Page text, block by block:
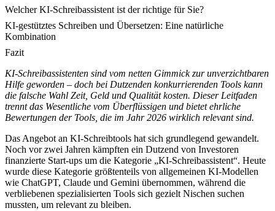
Welcher KI-Schreibassistent ist der richtige für Sie?
KI-gestütztes Schreiben und Übersetzen: Eine natürliche
Kombination
Fazit
KI-Schreibassistenten sind vom netten Gimmick zur unverzichtbaren
Hilfe geworden – doch bei Dutzenden konkurrierenden Tools kann
die falsche Wahl Zeit, Geld und Qualität kosten. Dieser Leitfaden
trennt das Wesentliche vom Überflüssigen und bietet ehrliche
Bewertungen der Tools, die im Jahr 2026 wirklich relevant sind.
Das Angebot an KI-Schreibtools hat sich grundlegend gewandelt.
Noch vor zwei Jahren kämpften ein Dutzend von Investoren
finanzierte Start-ups um die Kategorie „KI-Schreibassistent“. Heute
wurde diese Kategorie größtenteils von allgemeinen KI-Modellen
wie ChatGPT, Claude und Gemini übernommen, während die
verbliebenen spezialisierten Tools sich gezielt Nischen suchen
mussten, um relevant zu bleiben.